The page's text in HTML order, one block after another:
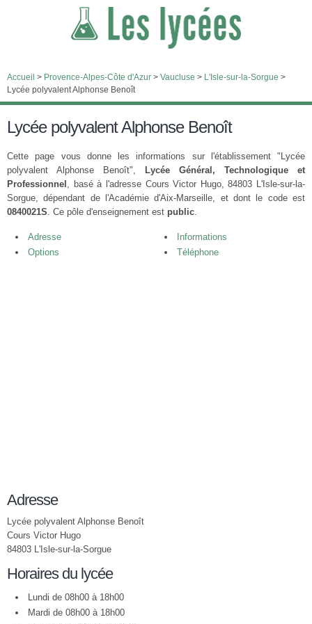
Accueil > Provence-Alpes-Côte d'Azur > Vaucluse > L'Isle-sur-la-Sorgue >
Lycée polyvalent Alphonse Benoît
Lycée polyvalent Alphonse Benoît
Cette page vous donne les informations sur l'établissement "Lycée
polyvalent Alphonse Benoît",
Lycée Général, Technologique et
Professionnel , basé à l'adresse Cours Victor Hugo, 84803 L'Isle-sur-la-
Sorgue, dépendant de l'Académie d'Aix-Marseille, et dont le code est
0840021S. Ce pôle d'enseignement est public.
Adresse
Informations
Options
Téléphone
Adresse
Lycée polyvalent Alphonse Benoît
Cours Victor Hugo
84803 L'Isle-sur-la-Sorgue
Horaires du lycée
Lundi de 08h00 à 18h00
Mardi de 08h00 à 18h00